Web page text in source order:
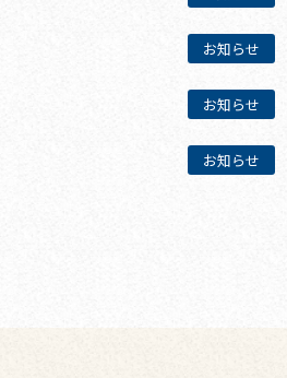
お知らせ
お知らせ
お知らせ